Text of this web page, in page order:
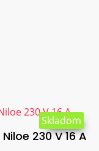
230 V 16 A
Skladom